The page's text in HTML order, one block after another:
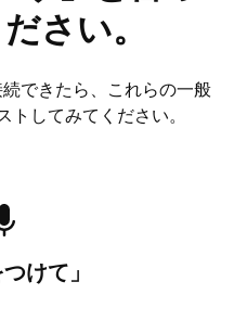
さい。
できたら、これらの一般
トしてみてください。
けて」